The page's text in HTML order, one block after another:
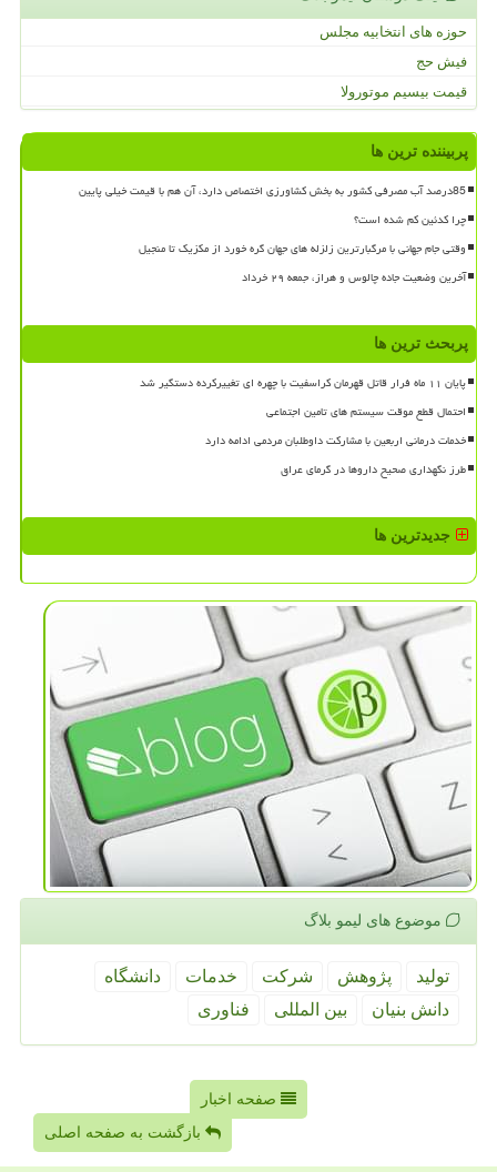
حوزه های انتخابیه مجلس
فیش حج
قیمت بیسیم موتورولا
پربیننده ترین ها
85درصد آب مصرفی کشور به بخش کشاورزی اختصاص دارد، آن هم با قیمت خیلی پایین
چرا کدئین کم شده است؟
وقتی جام جهانی با مرگبارترین زلزله های جهان گره خورد از مکزیک تا منجیل
آخرین وضعیت جاده چالوس و هراز، جمعه ۲۹ خرداد
پربحث ترین ها
پایان ۱۱ ماه فرار قاتل قهرمان کراسفیت با چهره ای تغییرکرده دستگیر شد
احتمال قطع موقت سیستم های تامین اجتماعی
خدمات درمانی اربعین با مشارکت داوطلبان مردمی ادامه دارد
طرز نگهداری صحیح داروها در گرمای عراق
جدیدترین ها
موضوع های لیمو بلاگ
تولید پژوهش شركت خدمات
دانشگاه
دانش بنیان
بین المللی فناوری
صفحه اخبار
بازگشت به صفحه اصلی